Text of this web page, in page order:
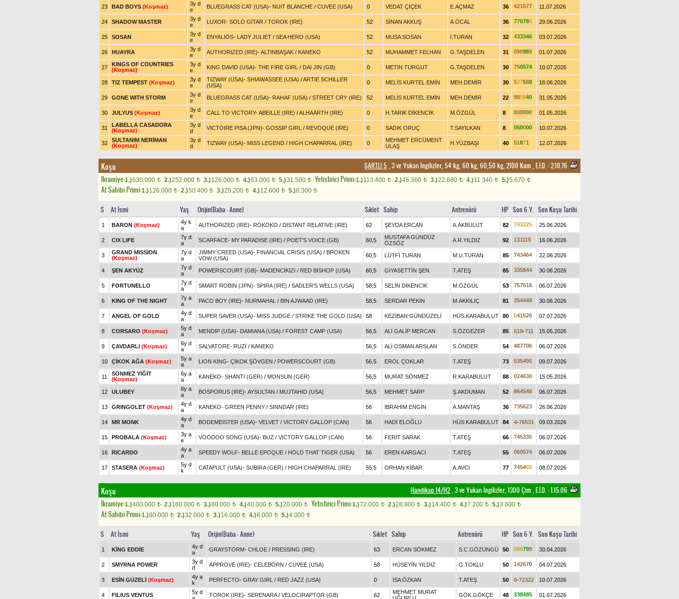
23 BAD BOYS (Koşmaz)
3y d
e
BLUEGRASS CAT (USA)- NUIT BLANCHE / CUVEE (USA) 0 VEDAT ÇİÇEK E.AÇMAZ 36 421577 11.07.2026
24 SHADOW MASTER
3y d
e
LUXOR- SOLO GİTAR / TOROK (IRE) 52 SİNAN AKKUŞ A.ÖCAL 36 770780 29.06.2026
25 SOSAN
3y d
e
ENYALIOS- LADY JULIET / SEA HERO (USA) 52 MUSA SOSAN İ.TURAN 32 433346 03.07.2026
26 HUAYRA
3y d
e
AUTHORIZED (IRE)-ALTINBAŞAK / KANEKO 52 MUHAMMET FELHAN G.TAŞDELEN 31 090989 01.07.2026
27
KINGS OF COUNTRIES
(Koşmaz)
3y d
e
KING DAVID (USA)- THE FIRE GIRL / DAI JIN (GB) 0 METİN TURGUT G.TAŞDELEN 30 750574 10.07.2026
28 TIZ TEMPEST (Koşmaz)
3y d
e
TIZWAY (USA)- SHIAWASSEE (USA) /ARTIE SCHILLER
(USA)
0 MELİS KURTEL EMİN MEH.DEMİR 30 537588 18.06.2026
29 GONE WITH STORM
3y d
e
BLUEGRASS CAT (USA)- RAHAF (USA) / STREET CRY (IRE) 52 MELİS KURTEL EMİN MEH.DEMİR 22 880840 31.05.2026
30 JULYUS (Koşmaz)
3y d
e
CALL TO VICTORY-ABEILLE (IRE) /ALHAARTH (IRE) 0 H.TARIK DİKENCİK M.ÖZGÜL 8 808800 01.05.2026
31
LABELLA CASADORA
(Koşmaz)
3y d
d
VICTOIRE PISA (JPN)- GOSSIP GIRL / REVOQUE (IRE) 0 SADIK ORUÇ T.SAYILKAN 8 060000 10.07.2026
32
SULTANIM NERİMAN
(Koşmaz)
3y d
d
TIZWAY (USA)- MISS LEGEND / HIGH CHAPARRAL (IRE) 0
MEHMET ERCÜMENT
ULAŞ
H.YÜZBAŞI 40 51871 12.07.2026
Koşu ŞARTLI 5 , 3 ve Yukarı İngilizler, 54 kg, 60 kg, 60,50 kg, 2100 Kum,E.İ.D. :2.10.76
Ikramiye:1.)630.000 t 2.)252.000 t 3.)126.000 t 4.)63.000 t 5.)31.500 t Yetistirici Primi:1.)113.400 t 2.)45.360 t 3.)22.680 t 4.)11.340 t 5.)5.670 t
At Sahibi Primi:1.)126.000 t 2.)50.400 t 3.)25.200 t 4.)12.600 t 5.)6.300 t
S At İsmi Yaş Orijin(Baba - Anne) Sıklet Sahip Antrenörü HP Son 6 Y. Son Koşu Tarihi
1 BARON (Koşmaz)
4y k
a
AUTHORIZED (IRE)- ROKOKO / DISTANT RELATIVE (IRE) 62 ŞEYDA ERCAN A.AKBULUT 82 743225 25.06.2026
2 CIX LIFE
7y d
a
SCARFACE- MY PARADISE (IRE) / POET'S VOICE (GB) 60,5
MUSTAFA GÜNDÜZ
ÖZSÖZ
A.R.YILDIZ 92 131115 16.06.2026
3
GRAND MISSION
(Koşmaz)
7y d
a
JIMMY CREED (USA)- FINANCIAL CRISIS (USA) / BROKEN
VOW (USA)
60,5 LÜTFİ TURAN M.U.TURAN 85 743464 22.06.2026
4 ŞEN AKYÜZ
7y d
a
POWERSCOURT (GB)- MADENCİKIZI / RED BISHOP (USA) 60,5 GIYASETTİN ŞEN T.ATEŞ 85 335844 30.06.2026
5 FORTUNELLO
7y d
a
SMART ROBIN (JPN)- SPIRA (IRE) / SADLER'S WELLS (USA) 58,5 SELİN DİKENCİK M.ÖZGÜL 53 757616 06.07.2026
6 KING OF THE NIGHT
7y a
a
PACO BOY (IRE)- NURMAHAL / BIN AJWAAD (IRE) 58,5 SERDAR PEKİN M.AKKILIÇ 81 354449 30.06.2026
7 ANGEL OF GOLD
4y d
a
SUPER SAVER (USA)- MISS JUDGE / STRIKE THE GOLD (USA) 58 KEZİBAN GÜNDÜZELİ HÜS.KARABULUT 80 041526 07.07.2026
8 CORSARO (Koşmaz)
5y d
a
MENDIP (USA)- DAMIANA (USA) / FOREST CAMP (USA) 56,5 ALİ GALİP MERCAN S.ÖZGEZER 85 519-711 15.05.2026
9 ÇAVDARLI (Koşmaz)
6y d
a
SALVATORE- RUZİ / KANEKO 56,5 ALİ OSMAN ARSLAN S.ÖNDER 54 487706 06.07.2026
10 ÇİKOK AĞA (Koşmaz)
5y a
a
LION KING- ÇİKOK ŞÖVGEN / POWERSCOURT (GB) 56,5 EROL ÇOKLAR T.ATEŞ 73 535495 09.07.2026
11
SÖNMEZ YİĞİT
(Koşmaz)
6y a
a
KANEKO- SHANTI (GER) / MONSUN (GER) 56,5 MURAT SÖNMEZ R.KARABULUT 88 024630 15.05.2026
12 ULUBEY
6y a
a
BOSPORUS (IRE)-AYSULTAN / MUJTAHID (USA) 56,5 MEHMET SARP Ş.AKDUMAN 52 864548 06.07.2026
13 GRINGOLET (Koşmaz)
4y d
a
KANEKO- GREEN PENNY / SINNDAR (IRE) 56 İBRAHİM ENGİN A.MANTAŞ 36 735623 26.06.2026
14 MR MONK
4y d
a
BODEMEISTER (USA)- VELVET / VICTORY GALLOP (CAN) 56 HADİ ELOĞLU HÜS.KARABULUT 84 4-76531 09.03.2026
15 PROBALA (Koşmaz)
3y a
e
VOODOO SONG (USA)- BUZ / VICTORY GALLOP (CAN) 56 FERİT SARAK T.ATEŞ 66 745335 06.07.2026
16 RICARDO
4y a
a
SPEEDY WOLF- BELLE EPOQUE / HOLD THAT TIGER (USA) 56 EREN KARGACI T.ATEŞ 55 060574 06.07.2026
17 STASERA (Koşmaz)
5y d
k
CATAPULT (USA)- SUBIRA (GER) / HIGH CHAPARRAL (IRE) 55,5 ORHAN KİBAR A.AVCI 77 745465 08.07.2026
Koşu Handikap 14/H2, 3 ve Yukarı İngilizler, 1300 Çim,E.İ.D. :1.15.06
Ikramiye:1.)400.000 t 2.)160.000 t 3.)80.000 t 4.)40.000 t 5.)20.000 t Yetistirici Primi:1.)72.000 t 2.)28.800 t 3.)14.400 t 4.)7.200 t 5.)3.600 t
At Sahibi Primi:1.)80.000 t 2.)32.000 t 3.)16.000 t 4.)8.000 t 5.)4.000 t
S At İsmi Yaş Orijin(Baba - Anne) Sıklet Sahip Antrenörü HP Son 6 Y. Son Koşu Tarihi
1 KİNG EDDİE
4y d
a
GRAYSTORM- CHLOE / PRESSING (IRE) 63 ERCAN SÖKMEZ S.C.GÖZÜNGÜ 50 089799 30.04.2026
2 SMYRNA POWER
3y d
d
APPROVE (IRE)- CELEBORN / CUVEE (USA) 58 HÜSEYİN YILDIZ G.TOKLU 50 142670 04.07.2026
3 ESİN GÜZELİ (Koşmaz)
4y a
k
PERFECTO- GRAY GIRL / RED JAZZ (USA) 0 İSA ÖZKAN T.ATEŞ 50 0-72322 10.07.2026
4 FILIUS VENTUS
5y d
TOROK (IRE)- SERENARA/ VELOCIRAPTOR (GB) 62
MEHMET MURAT
GÖK.GÖKÇE 48 338485 01.07.2026